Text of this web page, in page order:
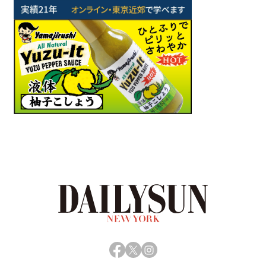
Facebook
X Instagram